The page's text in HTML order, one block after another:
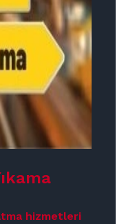
hizmetleri